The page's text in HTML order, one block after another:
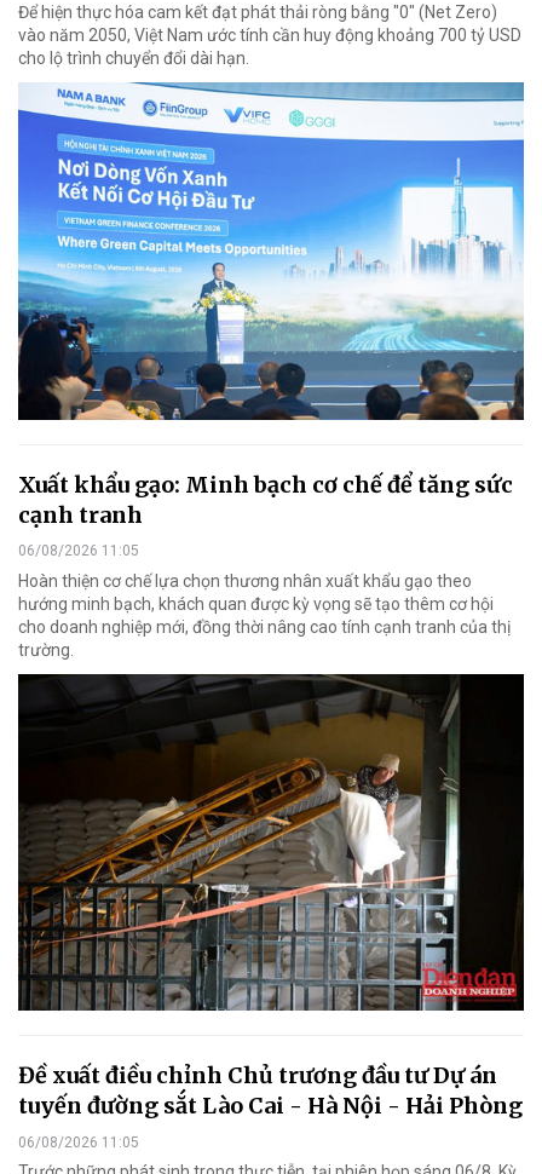
Để hiện thực hóa cam kết đạt phát thải ròng bằng "0" (Net Zero)
vào năm 2050, Việt Nam ước tính cần huy động khoảng 700 tỷ USD
cho lộ trình chuyển đổi dài hạn.
Xuất khẩu gạo: Minh bạch cơ chế để tăng sức
cạnh tranh
06/08/2026 11:05
Hoàn thiện cơ chế lựa chọn thương nhân xuất khẩu gạo theo
hướng minh bạch, khách quan được kỳ vọng sẽ tạo thêm cơ hội
cho doanh nghiệp mới, đồng thời nâng cao tính cạnh tranh của thị
trường.
Đề xuất điều chỉnh Chủ trương đầu tư Dự án
tuyến đường sắt Lào Cai - Hà Nội - Hải Phòng
06/08/2026 11:05